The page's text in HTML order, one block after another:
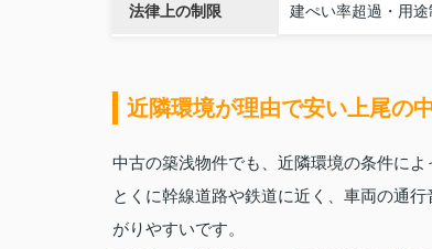
法律上の制限 建ぺい率超過・用
近隣環境が理由で安い上尾の
中古の築浅物件でも、近隣環境の条件に
とくに幹線道路や鉄道に近く、車両の通
がりやすいです。